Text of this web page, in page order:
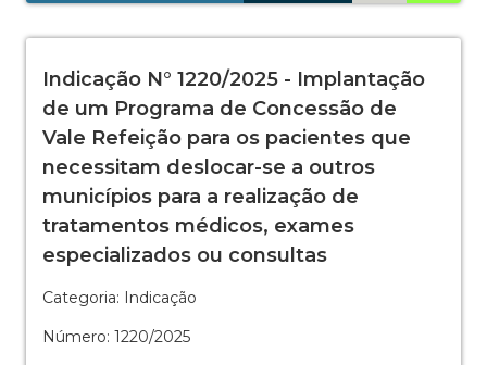
Indicação N° 1220/2025 - Implantação
de um Programa de Concessão de
Vale Refeição para os pacientes que
necessitam deslocar-se a outros
municípios para a realização de
tratamentos médicos, exames
especializados ou consultas
Categoria: Indicação
Número: 1220/2025